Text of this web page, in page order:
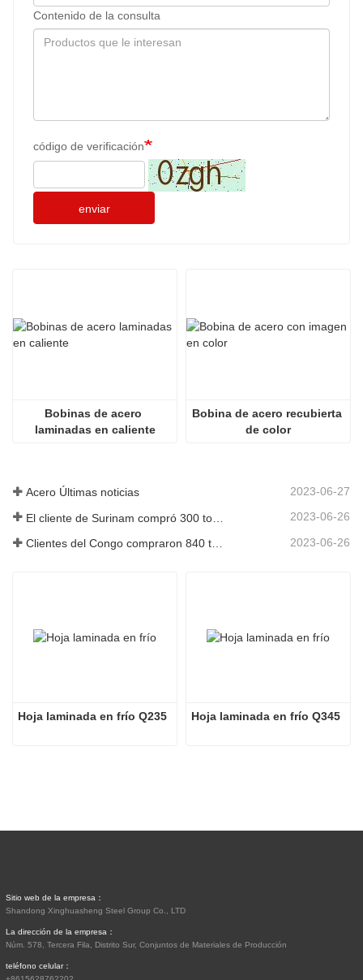
Contenido de la consulta
código de verificación
enviar
Bobinas de acero
laminadas en caliente
Bobina de acero recubierta
de color
Acero Últimas noticias 2023-06-27
2023-06-26
2023-06-26
Hoja laminada en frío Q235 Hoja laminada en frío Q345
Sitio web de la empresa：
Shandong Xinghuasheng Steel Group Co., LTD
La dirección de la empresa：
Núm. 578, Tercera Fila, Distrito Sur, Conjuntos de Materiales de Producción
teléfono celular：